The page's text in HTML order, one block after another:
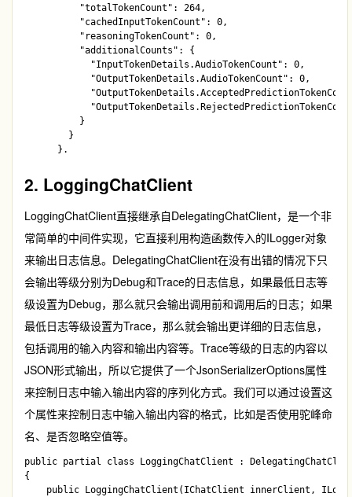
          "totalTokenCount": 264,
          "cachedInputTokenCount": 0,
          "reasoningTokenCount": 0,
          "additionalCounts": {
            "InputTokenDetails.AudioTokenCount": 0,
            "OutputTokenDetails.AudioTokenCount": 0,
          }
        }
2. LoggingChatClient
LoggingChatClient直接继承自DelegatingChatClient，是一个非
常简单的中间件实现，它直接利用构造函数传入的ILogger对象
来输出日志信息。 DelegatingChatClient在没有出错的情况下只
会输出等级分别为Debug和Trace的日志信息，如果最低日志等
级设置为Debug，那么就只会输出调用前和调用后的日志；如果
最低日志等级设置为Trace，那么就会输出更详细的日志信息，
包括调用的输入内容和输出内容等。 Trace等级的日志的内容以
JSON形式输出，所以它提供了一个JsonSerializerOptions属性
来控制日志中输入输出内容的序列化方式。我们可以通过设置这
个属性来控制日志中输入输出内容的格式，比如是否使用驼峰命
名、是否忽略空值等。
public partial class LoggingChatClient :
{
public LoggingChatClient(IChatClient innerClient,